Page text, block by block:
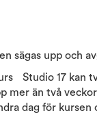
sägas upp och
Studio 17 kan
mer än två
dag för